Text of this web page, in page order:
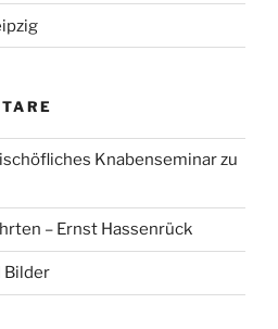
Knabenseminar zu
– Ernst Hassenrück
Bilder